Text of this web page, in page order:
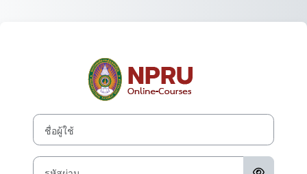
เข้าสู่ระบบในชื่อ
ชื่อผู้ใช้
รหัสผ่าน